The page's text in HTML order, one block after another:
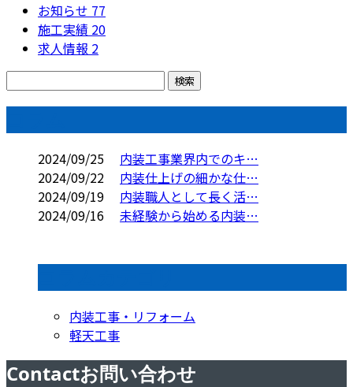
お知らせ 77
施工実績 20
求人情報 2
2024/09/25
内装工事業界内でのキ…
2024/09/22
内装仕上げの細かな仕…
2024/09/19
内装職人として長く活…
2024/09/16
未経験から始める内装…
内装工事・リフォーム
軽天工事
Contactお問い合わせ